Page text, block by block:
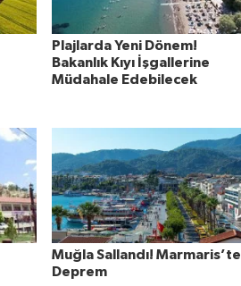
Plajlarda Yeni Dönem!
Bakanlık Kıyı İşgallerine
Müdahale Edebilecek
Muğla Sallandı! Marmaris’te
Deprem